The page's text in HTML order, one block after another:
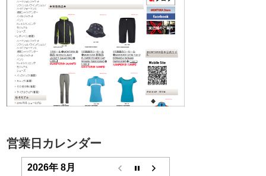
営業日カレンダー
2026年 8月